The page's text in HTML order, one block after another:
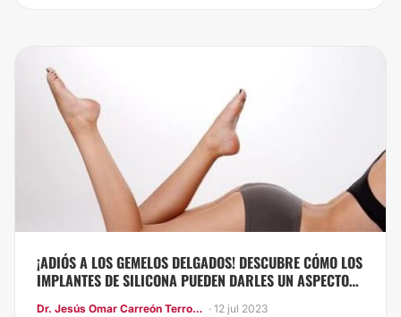
¡ADIÓS A LOS GEMELOS DELGADOS! DESCUBRE CÓMO LOS
IMPLANTES DE SILICONA PUEDEN DARLES UN ASPECTO
ESCULPIDO Y TONIFICADO
Dr. Jesús Omar Carreón Terrones · 12 jul 2023